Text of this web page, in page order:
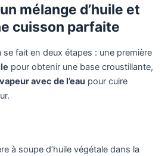
mélange d’huile et
cuisson parfaite
fait en deux étapes : une première
pour obtenir une base croustillante,
vapeur avec de l’eau pour cuire
à soupe d’huile végétale dans la